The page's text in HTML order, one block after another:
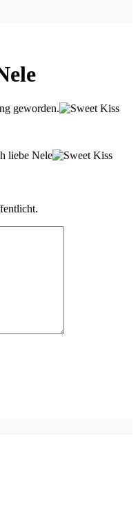
geworden.
liebe Nele